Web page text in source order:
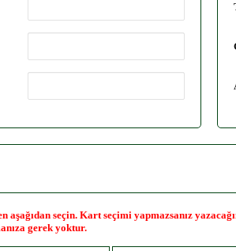
seçin. Kart seçimi yapmazsanız
gerek yoktur.